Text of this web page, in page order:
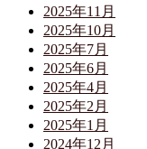
2025年11月
2025年10月
2025年7月
2025年6月
2025年4月
2025年2月
2025年1月
2024年12月